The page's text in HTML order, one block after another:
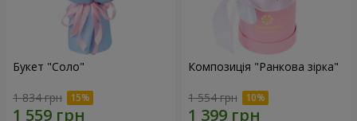
Букет "Соло"
1 834 грн
Композиція "Ранкова зірка"
1 554 грн